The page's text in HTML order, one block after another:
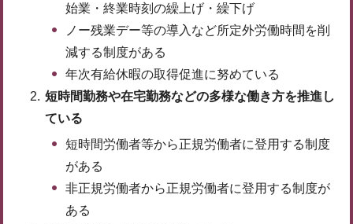
始業・終業時刻の繰上げ・繰下げ
ノー残業デー等の導入など所定外労働時間を削
減する制度がある
年次有給休暇の取得促進に努めている
短時間勤務や在宅勤務などの多様な働き方を推進し
ている
短時間労働者等から正規労働者に登用する制度
がある
非正規労働者から正規労働者に登用する制度が
ある